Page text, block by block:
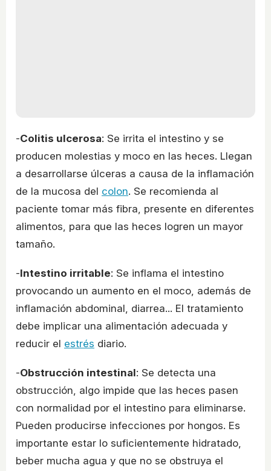
-Colitis ulcerosa: Se irrita el intestino y se
producen molestias y moco en las heces. Llegan
a desarrollarse úlceras a causa de la inflamación
de la mucosa del colon. Se recomienda al
paciente tomar más fibra, presente en diferentes
alimentos, para que las heces logren un mayor
tamaño.
-Intestino irritable: Se inflama el intestino
provocando un aumento en el moco, además de
inflamación abdominal, diarrea... El tratamiento
debe implicar una alimentación adecuada y
reducir el estrés diario.
-Obstrucción intestinal: Se detecta una
obstrucción, algo impide que las heces pasen
con normalidad por el intestino para eliminarse.
Pueden producirse infecciones por hongos. Es
importante estar lo suficientemente hidratado,
beber mucha agua y que no se obstruya el